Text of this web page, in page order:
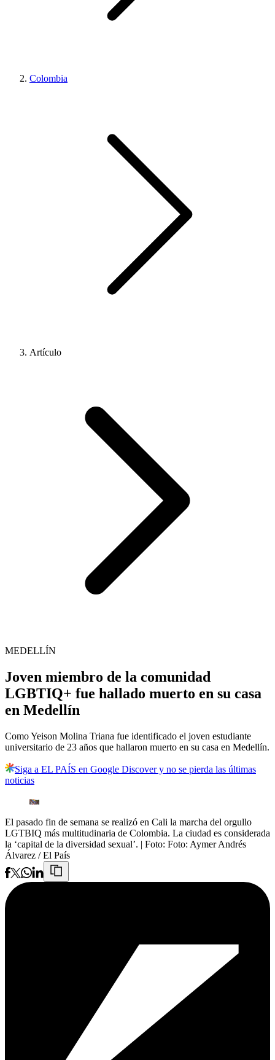
Colombia
Artículo
MEDELLÍN
Joven miembro de la comunidad
LGBTIQ+ fue hallado muerto en su casa
en Medellín
Como Yeison Molina Triana fue identificado el joven estudiante
universitario de 23 años que hallaron muerto en su casa en Medellín.
Siga a EL PAÍS en Google Discover y no se pierda las últimas
noticias
El pasado fin de semana se realizó en Cali la marcha del orgullo
LGTBIQ más multitudinaria de Colombia. La ciudad es considerada
la ‘capital de la diversidad sexual’. | Foto: Foto: Aymer Andrés
Álvarez / El País